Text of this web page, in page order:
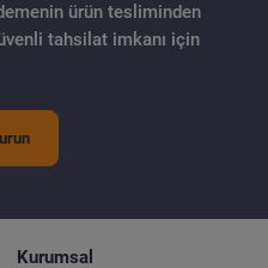
ürün tesliminden
tahsilat imkanı için
Kurumsal